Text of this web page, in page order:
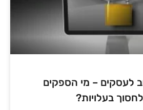
לעסקים – מי הספקים
בעלויות?